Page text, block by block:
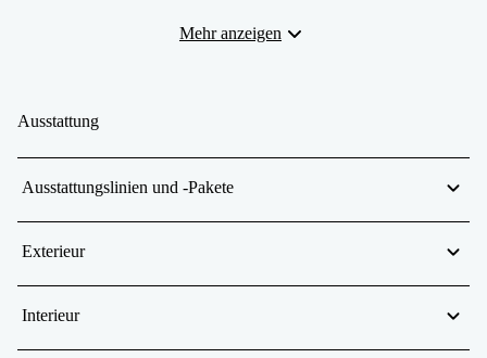
Mehr anzeigen
Ausstattung
Ausstattungslinien und -Pakete
Exterieur
Interieur